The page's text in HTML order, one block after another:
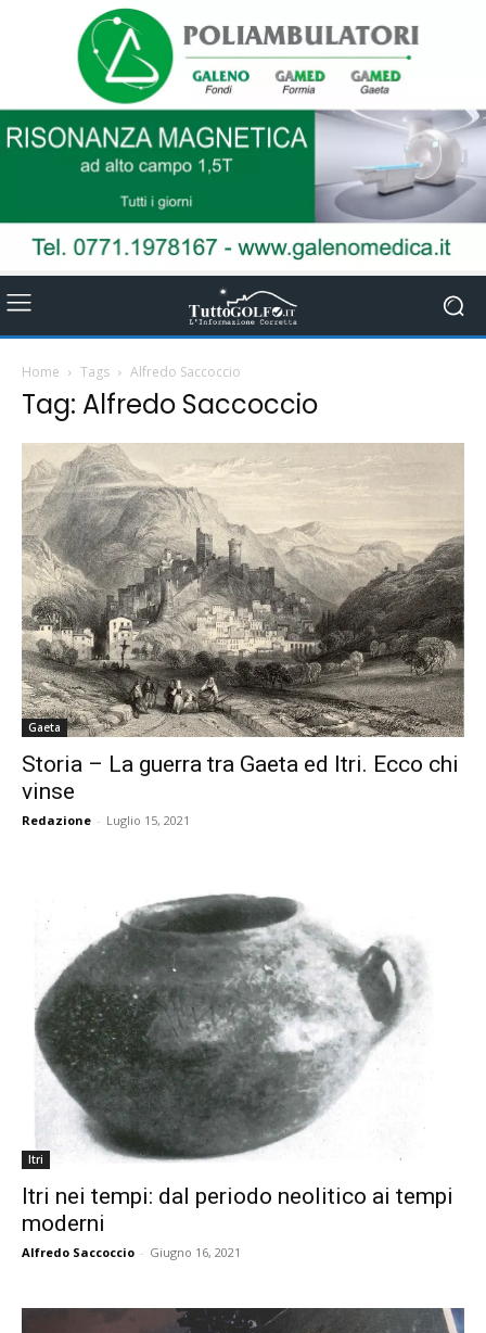
Home Tags Alfredo Saccoccio
Tag: Alfredo Saccoccio
Gaeta
Storia – La guerra tra Gaeta ed Itri. Ecco chi
vinse
Redazione - Luglio 15, 2021
Itri
Itri nei tempi: dal periodo neolitico ai tempi
moderni
Alfredo Saccoccio - Giugno 16, 2021